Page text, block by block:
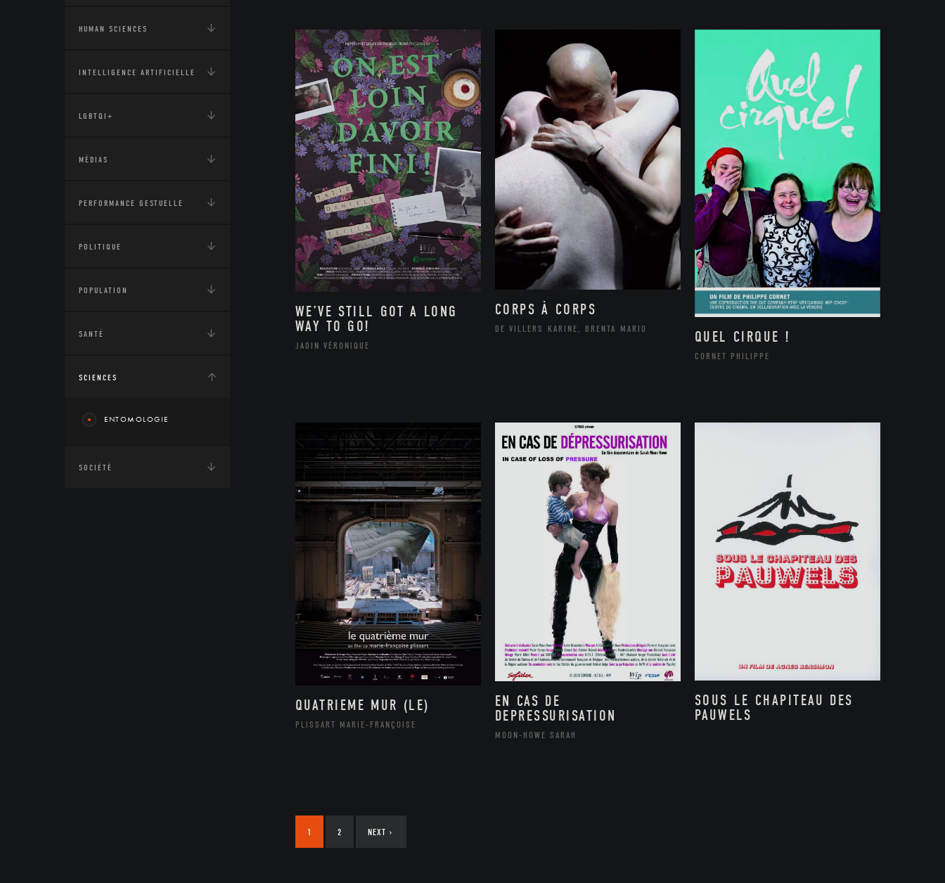
HUMAN SCIENCES
INTELLIGENCE ARTIFICIELLE
LGBTQI+
MÉDIAS
PERFORMANCE GESTUELLE
POLITIQUE
POPULATION
SANTÉ
SCIENCES
ENTOMOLOGIE
SOCIÉTÉ
WE’VE STILL GOT A LONG
WAY TO GO!
JADIN VÉRONIQUE
CORPS À CORPS
DE VILLERS KARINE, BRENTA MARIO QUEL CIRQUE !
CORNET PHILIPPE
QUATRIEME MUR (LE)
PLISSART MARIE-FRANÇOISE
EN CAS DE
DEPRESSURISATION
MOON-HOWE SARAH
SOUS LE CHAPITEAU DES
PAUWELS
1 2 NEXT ›